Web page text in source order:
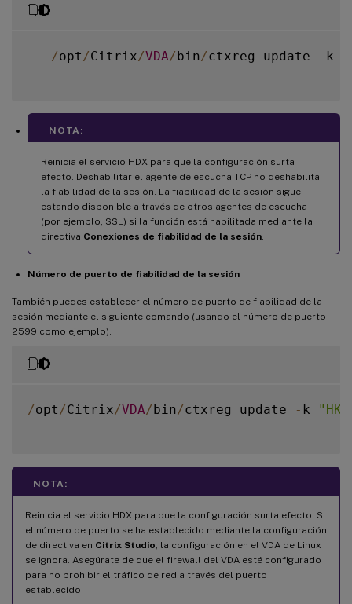
- /opt /Citrix/VDA/bin/ctxreg update - k
NOTA:
Reinicia el servicio HDX para que la configuración surta
efecto. Deshabilitar el agente de escucha TCP no deshabilita
la fiabilidad de la sesión. La fiabilidad de la sesión sigue
estando disponible a través de otros agentes de escucha
(por ejemplo, SSL) si la función está habilitada mediante la
directiva Conexiones de fiabilidad de la sesión
Número de puerto de fiabilidad de la sesión
También puedes establecer el número de puerto de fiabilidad de la
sesión mediante el siguiente comando (usando el número de puerto
2599 como ejemplo).
/opt /Citrix/VDA/bin/ctxreg update - k
NOTA:
Reinicia el servicio HDX para que la configuración surta efecto. Si
el número de puerto se ha establecido mediante la configuración
de directiva en Citrix Studio , la configuración en el VDA de Linux
se ignora. Asegúrate de que el firewall del VDA esté configurado
para no prohibir el tráfico de red a través del puerto
establecido.